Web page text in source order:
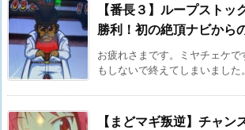
【番長３】ループストッ
勝利！初の絶頂ナビから
お疲れさまです。ミヤチェケ
もしないで終えてしまいました
【まどマギ叛逆】チャン